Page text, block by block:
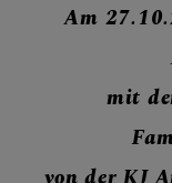
Am
mit